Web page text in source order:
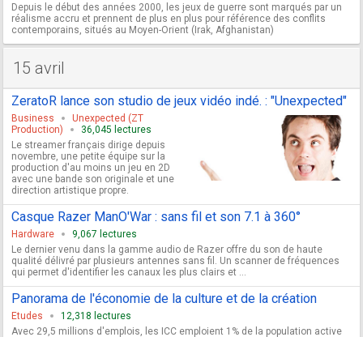
Depuis le début des années 2000, les jeux de guerre sont marqués par un
réalisme accru et prennent de plus en plus pour référence des conflits
contemporains, situés au Moyen-Orient (Irak, Afghanistan)
15 avril
ZeratoR lance son studio de jeux vidéo indé. : "Unexpected"
Business
Unexpected (ZT
Production)
36,045 lectures
Le streamer français dirige depuis
novembre, une petite équipe sur la
production d'au moins un jeu en 2D
avec une bande son originale et une
direction artistique propre.
Casque Razer ManO'War : sans fil et son 7.1 à 360°
Hardware
9,067 lectures
Le dernier venu dans la gamme audio de Razer offre du son de haute
qualité délivré par plusieurs antennes sans fil. Un scanner de fréquences
qui permet d'identifier les canaux les plus clairs et ...
Panorama de l'économie de la culture et de la création
Etudes
12,318 lectures
Avec 29,5 millions d'emplois, les ICC emploient 1% de la population active